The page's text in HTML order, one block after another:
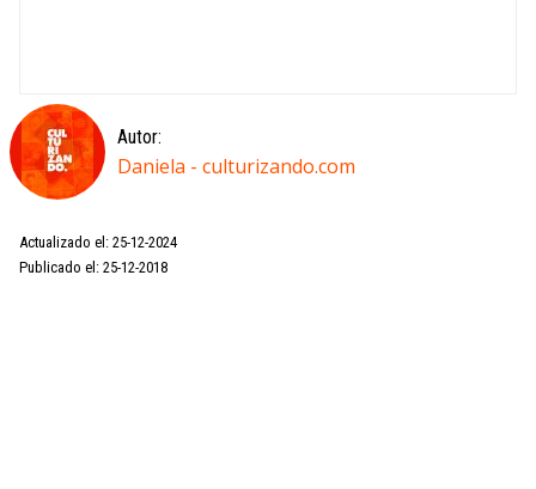
Autor:
Daniela - culturizando.com
Actualizado el: 25-12-2024
Publicado el: 25-12-2018